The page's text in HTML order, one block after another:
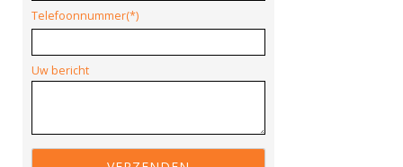
Telefoonnummer(*)
Uw bericht